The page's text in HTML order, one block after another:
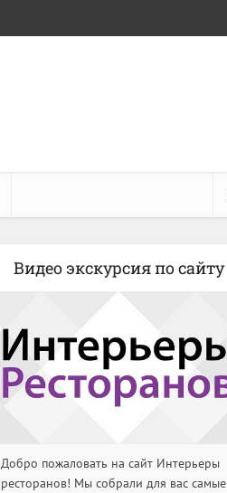
Видео экскурсия по сайту
Добро пожаловать на сайт Интерьеры
ресторанов! Мы собрали для вас самые